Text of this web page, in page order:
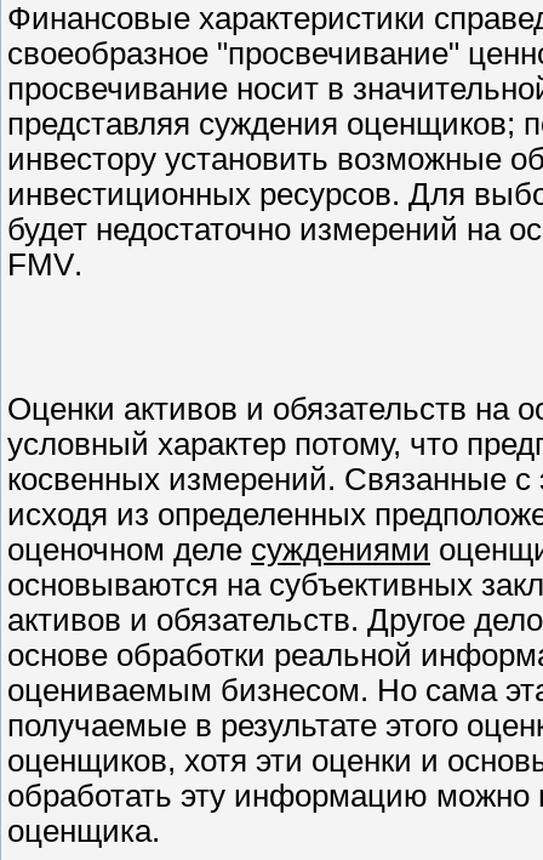
Финансовые характеристики
своеобразное "просвечивание"
просвечивание носит в
представляя суждения оценщиков;
инвестору установить возможные
инвестиционных ресурсов. Для
будет недостаточно измерений на
FMV.
Оценки активов и обязательств на
условный характер потому, что
косвенных измерений. Связанные с
исходя из определенных
оценочном деле суждениями
основываются на субъективных
активов и обязательств. Другое
основе обработки реальной
оцениваемым бизнесом. Но сама
получаемые в результате этого
оценщиков, хотя эти оценки и
обработать эту информацию можно
оценщика.